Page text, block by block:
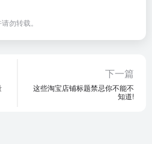
勿转载。
下一篇
这些淘宝店铺标题禁忌你不能不
知道!